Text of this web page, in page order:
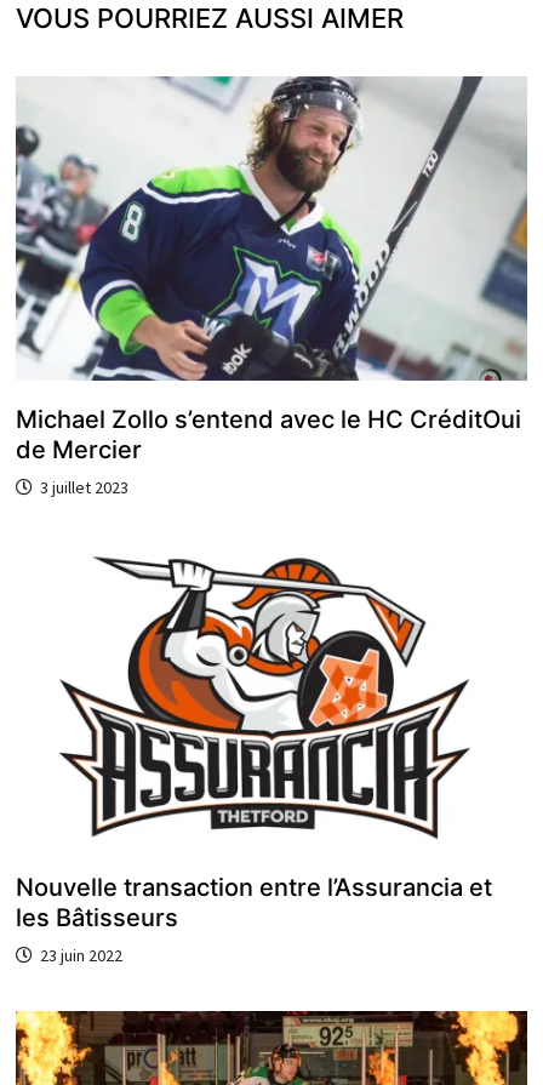
VOUS POURRIEZ AUSSI AIMER
Michael Zollo s’entend avec le HC CréditOui
de Mercier
3 juillet 2023
Nouvelle transaction entre l’Assurancia et
les Bâtisseurs
23 juin 2022